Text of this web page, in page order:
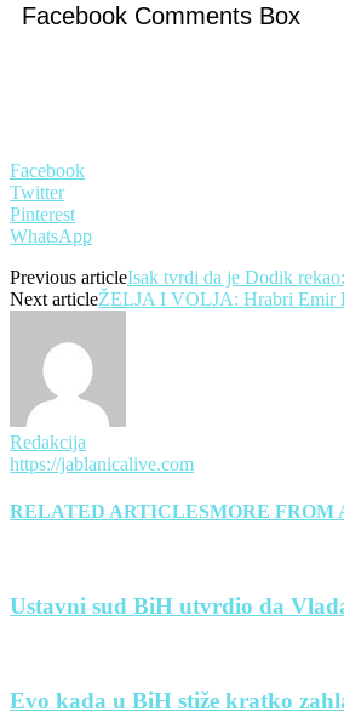
Facebook Comments Box
Facebook
Twitter
Pinterest
WhatsApp
Previous articleIsak tvrdi da je Dodik
Next articleŽELJA I VOLJA: Hrabri Emir
Redakcija
https://jablanicalive.com
RELATED ARTICLESMORE FROM
Ustavni sud BiH utvrdio da
Evo kada u BiH stiže kratko